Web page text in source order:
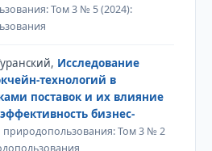
Том 3 № 5 (2024):
Исследование
технологий в
поставок и их влияние
бизнес-
Том 3 № 2